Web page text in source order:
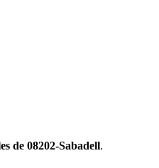
de 08202-Sabadell.